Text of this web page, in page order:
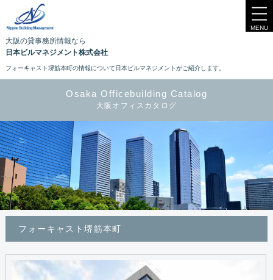
MENU
大阪の貸事務所情報なら
日本ビルマネジメント株式会社
フォーキャスト堺筋本町の情報について日本ビルマネジメントがご紹介します。
Osaka Officebuilding Catalog
大阪オフィスカタログ
フォーキャスト堺筋本町